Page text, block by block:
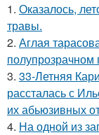
1. Оказалось,
травы.
2. Аглая
полупрозрачном
3. 33-Летняя
рассталась с
их абьюзивных
4. На одной из